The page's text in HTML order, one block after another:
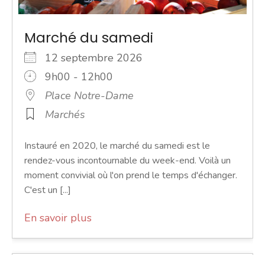
Marché du samedi
12 septembre 2026
9h00 - 12h00
Place Notre-Dame
Marchés
Instauré en 2020, le marché du samedi est le
rendez-vous incontournable du week-end. Voilà un
moment convivial où l'on prend le temps d'échanger.
C'est un [...]
En savoir plus